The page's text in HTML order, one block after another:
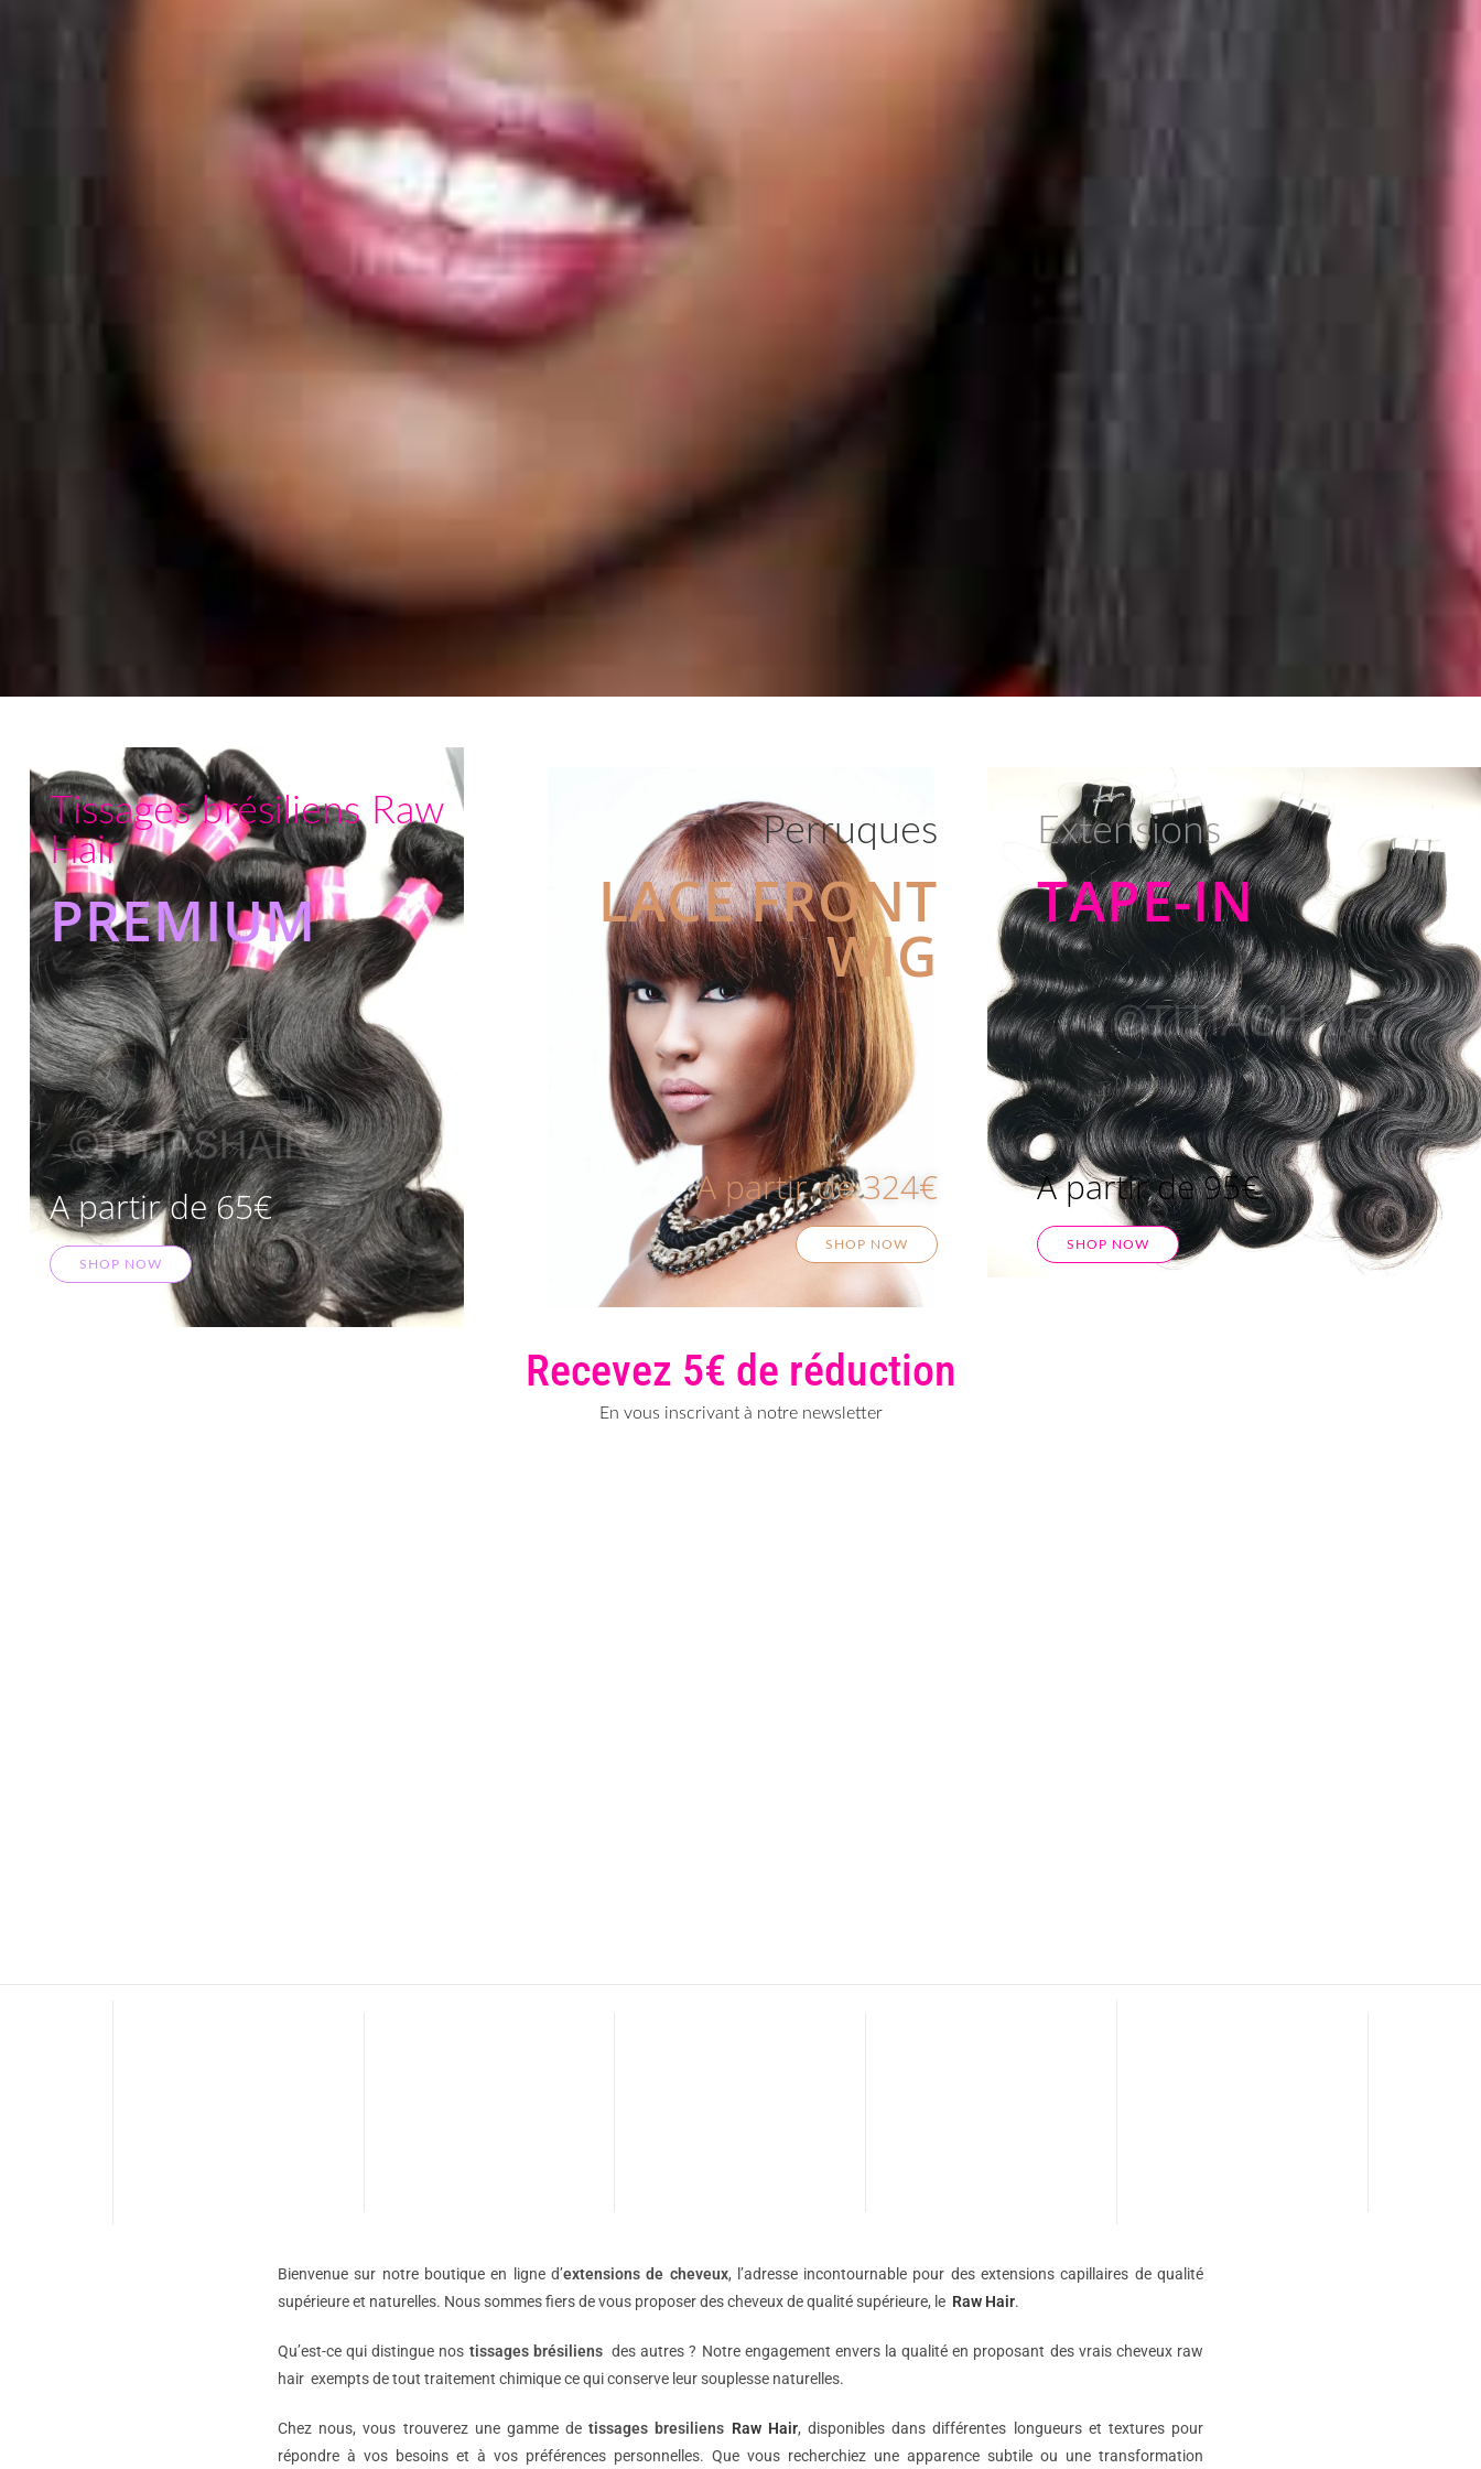
Tissages brésiliens Raw
Hair
PREMIUM
A partir de 65€
SHOP NOW
Perruques
LACE FRONT
WIG
A partir de 324€
SHOP NOW
Extensions
TAPE-IN
A partir de 95€
SHOP NOW
Recevez 5€ de réduction
En vous inscrivant à notre newsletter
Bienvenue sur notre boutique en ligne d’extensions de cheveux, l’adresse incontournable pour des extensions capillaires de qualité
supérieure et naturelles. Nous sommes fiers de vous proposer des cheveux de qualité supérieure, le Raw Hair.
Qu’est-ce qui distingue nos tissages brésiliensdes autres ? Notre engagement envers la qualité en proposant des vrais cheveux raw
hair exempts de tout traitement chimique ce qui conserve leur souplesse naturelles.
Chez nous, vous trouverez une gamme detissages bresiliens Raw Hair, disponibles dans différentes longueurs et textures pour
répondre à vos besoins et à vos préférences personnelles. Que vous recherchiez une apparence subtile ou une transformation